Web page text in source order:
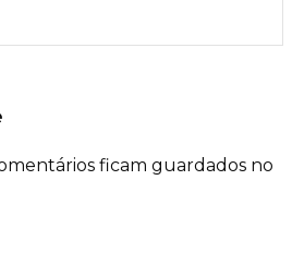
ficam guardados no